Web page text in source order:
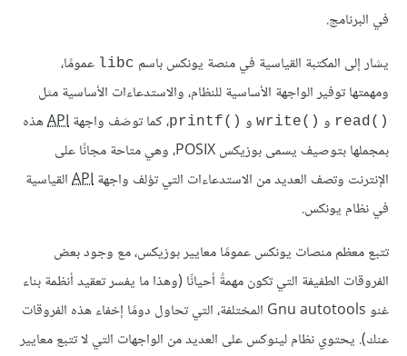
في البرنامج.
يشار إلى المكتبة القياسية في منصة يونكس باسم libc عمومًا،
ومهمتها توفير الواجهة الأساسية للنظام، والاستدعاءات الأساسية مثل
()read و ()write و ()printf ، كما توصَف واجهةAPIهذه
بمجملها بتوصيف يسمى بوزيكس POSIX، وهي متاحة مجانًا على
الإنترنت وتصف العديد من الاستدعاءات التي تؤلف واجهةAPIالقياسية
في نظام يونكس.
تتبع معظم منصات يونكس عمومًا معايير بوزيكس، مع وجود بعض
الفروقات الطفيفة التي تكون مهمةً أحيانًا (وهذا ما يفسر تعقيد أنظمة بناء
غنو Gnu autotools المختلفة، التي تحاول دومًا إخفاء هذه الفروقات
عنك). يحتوي نظام لينوكس على العديد من الواجهات التي لا تتبع معايير